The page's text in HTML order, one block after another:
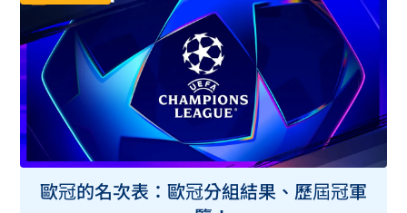
歐冠的名次表：歐冠分組結果、歷屆冠軍